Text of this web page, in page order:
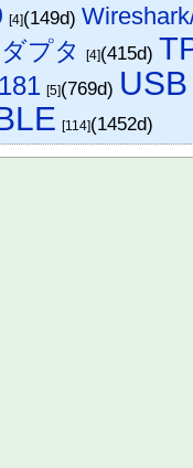
[4](149d)
プタ [4](415d)
[5](769d) USB
[114](1452d)